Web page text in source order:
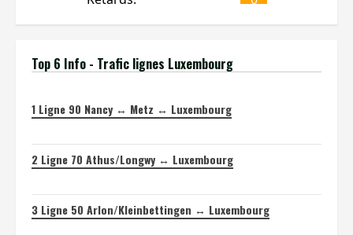
Top 6 Info - Trafic lignes Luxembourg
1 Ligne 90 Nancy ↔ Metz ↔ Luxembourg
2 Ligne 70 Athus/Longwy ↔ Luxembourg
3 Ligne 50 Arlon/Kleinbettingen ↔ Luxembourg